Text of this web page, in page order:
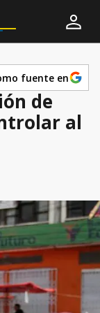
fuente en
de
al